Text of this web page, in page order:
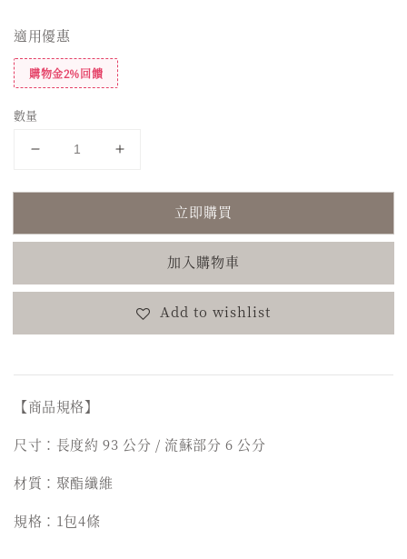
適用優惠
購物金2%回饋
數量
立即購買
加入購物車
Add to wishlist
【商品規格】
尺寸：長度約 93 公分 / 流蘇部分 6 公分
材質：聚酯纖維
規格：1包4條